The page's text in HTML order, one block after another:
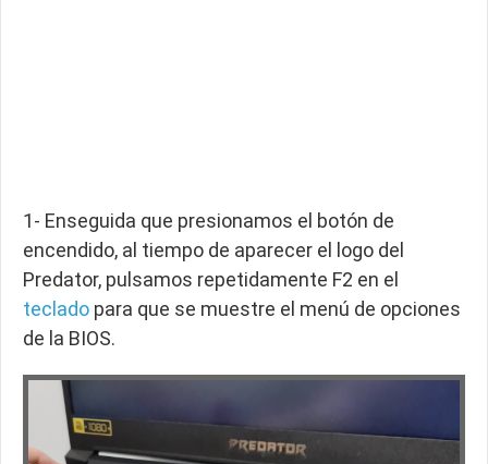
1- Enseguida que presionamos el botón de
encendido, al tiempo de aparecer el logo del
Predator, pulsamos repetidamente F2 en el
teclado para que se muestre el menú de opciones
de la BIOS.